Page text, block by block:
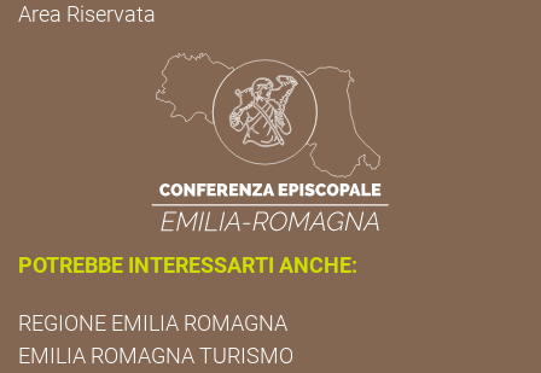
Area Riservata
POTREBBE INTERESSARTI ANCHE:
REGIONE EMILIA ROMAGNA
EMILIA ROMAGNA TURISMO